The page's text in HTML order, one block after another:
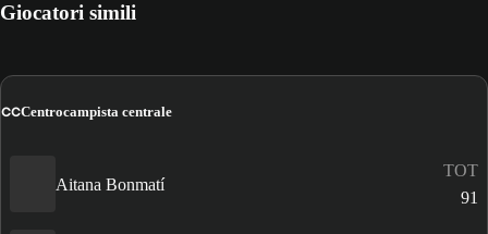
Giocatori simili
CCCentrocampista centrale
Aitana Bonmatí
TOT
91